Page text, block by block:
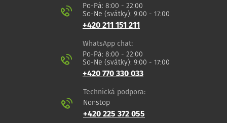
Po-Pá: 8:00 - 22:00
So-Ne (svátky): 9:00 - 17:00
+420 211 151 211
WhatsApp chat:
Po-Pá: 8:00 - 22:00
So-Ne (svátky): 9:00 - 17:00
+420 770 330 033
Technická podpora:
Nonstop
+420 225 372 055